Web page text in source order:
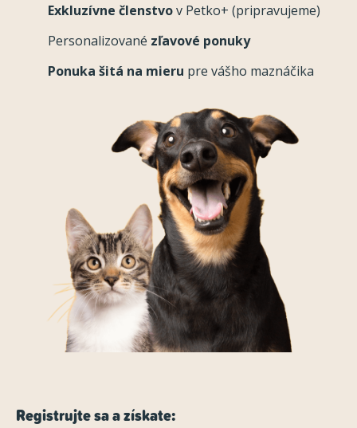
Exkluzívne členstvov Petko+ (pripravujeme)
Personalizované zľavové ponuky
Ponuka šitá na mieru pre vášho maznáčika
Registrujte sa a získate: